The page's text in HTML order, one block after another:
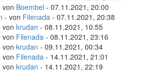
von Boembel - 07.11.2021, 20:00
- von Filenada - 07.11.2021, 20:38
von krudan - 08.11.2021, 10:55
von Filenada - 08.11.2021, 23:16
von krudan - 09.11.2021, 00:34
von Filenada - 14.11.2021, 21:01
von krudan - 14.11.2021, 22:19